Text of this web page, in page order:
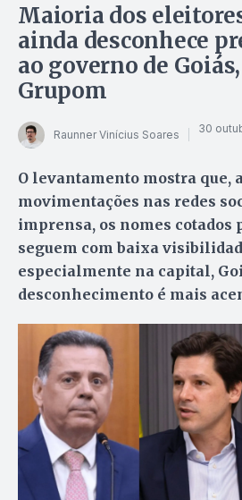
Maioria dos
ainda desconhece
ao governo de
Grupom
Raunner Vinícius Soares 30
O levantamento mostra que,
movimentações nas redes
imprensa, os nomes cotados
seguem com baixa
especialmente na capital,
desconhecimento é mais